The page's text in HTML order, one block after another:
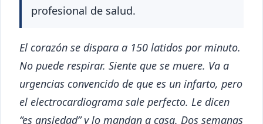
profesional de salud.
El corazón se dispara a 150 latidos por minuto.
No puede respirar. Siente que se muere. Va a
urgencias convencido de que es un infarto, pero
el electrocardiograma sale perfecto. Le dicen
“es ansiedad” y lo mandan a casa. Dos semanas